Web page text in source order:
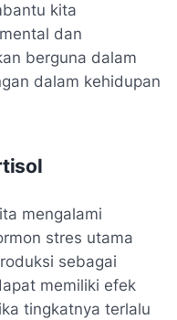
kita
dan
berguna dalam
dalam kehidupan
mengalami
stres utama
sebagai
memiliki efek
tingkatnya terlalu